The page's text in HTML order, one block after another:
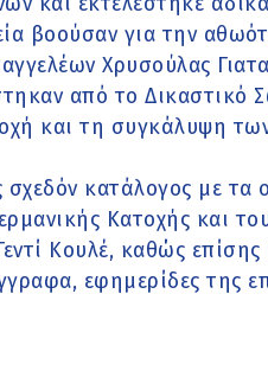
βοούσαν για την
Χρυσούλας
από το Δικαστικό
και τη συγκάλυψη
σχεδόν κατάλογος με τα
Κατοχής και
Κουλέ, καθώς επίσης
εφημερίδες της